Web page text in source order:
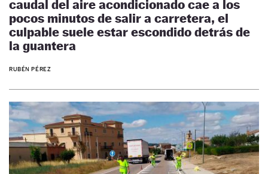
caudal del aire acondicionado cae a los
pocos minutos de salir a carretera, el
culpable suele estar escondido detrás de
la guantera
RUBÉN PÉREZ